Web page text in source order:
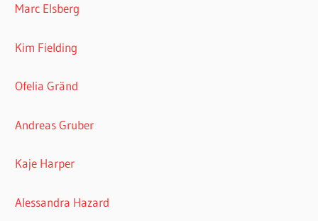
Marc Elsberg
Kim Fielding
Ofelia Gränd
Andreas Gruber
Kaje Harper
Alessandra Hazard